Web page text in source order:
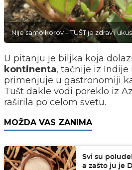
Nije samo korov – TUŠT je zdrav i
U pitanju je biljka koja
kontinenta, tačnije iz Indije
primenjuje u gastronomiji
Tušt dakle vodi poreklo iz
raširila po celom svetu.
MOŽDA VAS ZANIMA
Svi su
a zašto ju je